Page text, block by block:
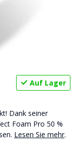
Auf Lager
Dank seiner
Foam Pro 50 %
Lesen Sie mehr.